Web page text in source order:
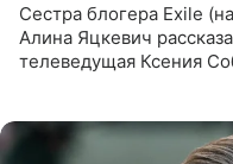
Сестра блогера Exile
Алина Яцкевич
телеведущая Ксения